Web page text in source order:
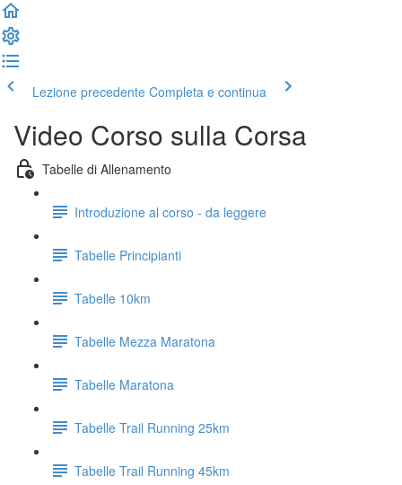
Lezione precedente Completa e continua
Video Corso sulla Corsa
Tabelle di Allenamento
Introduzione al corso - da leggere
Tabelle Principianti
Tabelle 10km
Tabelle Mezza Maratona
Tabelle Maratona
Tabelle Trail Running 25km
Tabelle Trail Running 45km